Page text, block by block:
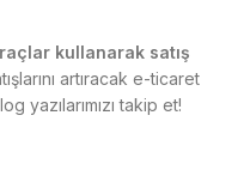
kullanarak satış
artıracak e-ticaret
yazılarımızı takip et!